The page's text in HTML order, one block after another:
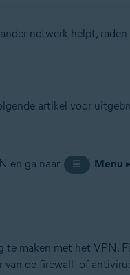
netwerk helpt,
artikel voor
en ga naar
☰ Menu
maken met het VPN.
de firewall- of